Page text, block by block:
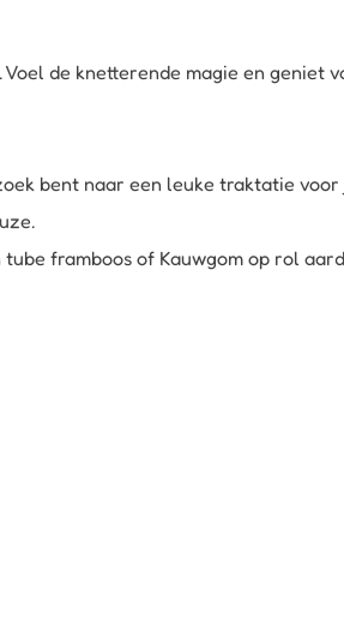
de knetterende magie en geniet
bent naar een leuke traktatie
tube framboosof Kauwgom op rol